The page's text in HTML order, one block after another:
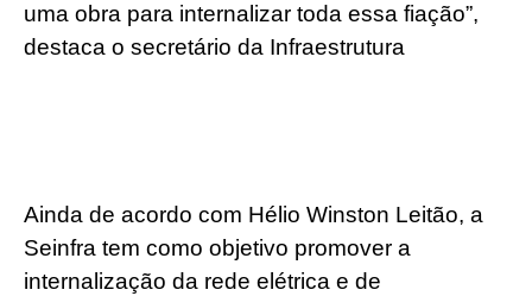
uma obra para internalizar toda essa fiação”,
destaca o secretário da Infraestrutura
Ainda de acordo com Hélio Winston Leitão, a
Seinfra tem como objetivo promover a
internalização da rede elétrica e de